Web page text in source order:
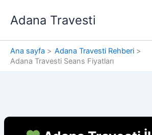
Adana Travesti
Ana sayfa
Adana Travesti Rehberi
Adana Travesti Seans Fiyatları